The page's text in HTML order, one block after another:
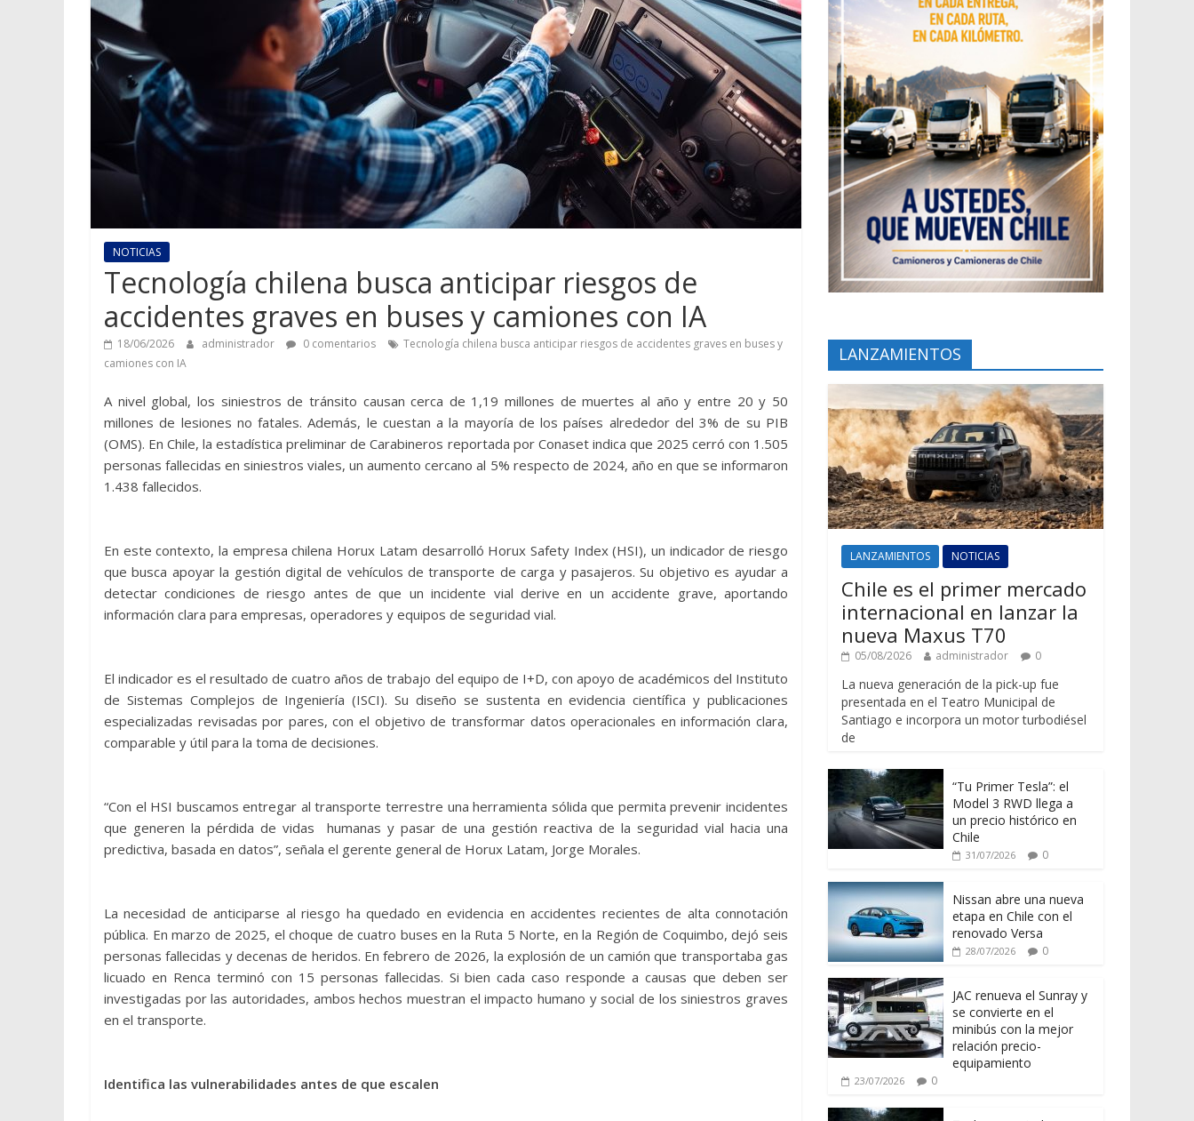
NOTICIAS
Tecnología chilena busca anticipar riesgos de
accidentes graves en buses y camiones con IA
18/06/2026 administrador 0 comentarios
Tecnología chilena busca anticipar riesgos de accidentes graves en buses y
camiones con IA
A nivel global, los siniestros de tránsito causan cerca de 1,19 millones de muertes al año y entre 20 y 50
millones de lesiones no fatales. Además, le cuestan a la mayoría de los países alrededor del 3% de su PIB
(OMS). En Chile, la estadística preliminar de Carabineros reportada por Conaset indica que 2025 cerró con 1.505
personas fallecidas en siniestros viales, un aumento cercano al 5% respecto de 2024, año en que se informaron
1.438 fallecidos.
En este contexto, la empresa chilena Horux Latam desarrolló Horux Safety Index (HSI), un indicador de riesgo
que busca apoyar la gestión digital de vehículos de transporte de carga y pasajeros. Su objetivo es ayudar a
detectar condiciones de riesgo antes de que un incidente vial derive en un accidente grave, aportando
información clara para empresas, operadores y equipos de seguridad vial.
El indicador es el resultado de cuatro años de trabajo del equipo de I+D, con apoyo de académicos del Instituto
de Sistemas Complejos de Ingeniería (ISCI). Su diseño se sustenta en evidencia científica y publicaciones
especializadas revisadas por pares, con el objetivo de transformar datos operacionales en información clara,
comparable y útil para la toma de decisiones.
“Con el HSI buscamos entregar al transporte terrestre una herramienta sólida que permita prevenir incidentes
que generen la pérdida de vidas humanas y pasar de una gestión reactiva de la seguridad vial hacia una
predictiva, basada en datos”, señala el gerente general de Horux Latam, Jorge Morales.
La necesidad de anticiparse al riesgo ha quedado en evidencia en accidentes recientes de alta connotación
pública. En marzo de 2025, el choque de cuatro buses en la Ruta 5 Norte, en la Región de Coquimbo, dejó seis
personas fallecidas y decenas de heridos. En febrero de 2026, la explosión de un camión que transportaba gas
licuado en Renca terminó con 15 personas fallecidas. Si bien cada caso responde a causas que deben ser
investigadas por las autoridades, ambos hechos muestran el impacto humano y social de los siniestros graves
en el transporte.
Identifica las vulnerabilidades antes de que escalen
LANZAMIENTOS
LANZAMIENTOS NOTICIAS
Chile es el primer mercado
internacional en lanzar la
nueva Maxus T70
05/08/2026 administrador 0
La nueva generación de la pick-up fue
presentada en el Teatro Municipal de
Santiago e incorpora un motor turbodiésel
de
“Tu Primer Tesla”: el
Model 3 RWD llega a
un precio histórico en
Chile
31/07/2026 0
Nissan abre una nueva
etapa en Chile con el
renovado Versa
28/07/2026 0
JAC renueva el Sunray y
se convierte en el
minibús con la mejor
relación precio-
equipamiento
23/07/2026 0